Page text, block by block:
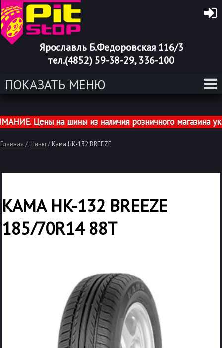
Ярославль Б.Федоровская 116/3
тел.(4852) 59-38-29, 336-100
ПОКАЗАТЬ МЕНЮ
Цены на шины из наличия розничного магазина
Главная / Шины / Кама HK-132 BREEZE
КАМА HK-132 BREEZE
185/70R14 88T